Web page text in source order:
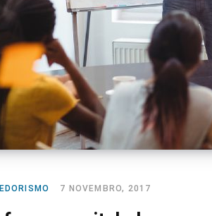
7 NOVEMBRO, 2017